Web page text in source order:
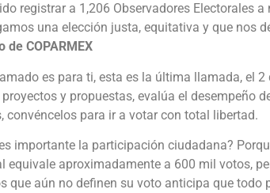
registrar a 1,206 Observadores Electorales
una elección justa, equitativa y que nos
de COPARMEX
es para ti, esta es la última llamada, el
y propuestas, evalúa el desempeño
convéncelos para ir a votar con total libertad.
importante la participación ciudadana?
equivale aproximadamente a 600 mil votos,
que aún no definen su voto anticipa que todo